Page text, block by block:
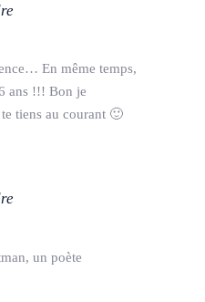
En même temps,
ans !!! Bon je
tiens au courant 🙂
un poète